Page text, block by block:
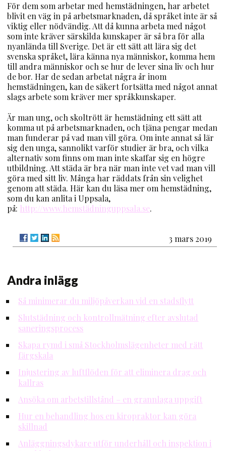
För dem som arbetar med hemstädningen, har arbetet
blivit en väg in på arbetsmarknaden, då språket inte är så
viktig eller nödvändig. Att då kunna arbeta med något
som inte kräver särskilda kunskaper är så bra för alla
nyanlända till Sverige. Det är ett sätt att lära sig det
svenska språket, lära känna nya människor, komma hem
till andra människor och se hur de lever sina liv och hur
de bor. Har de sedan arbetat några år inom
hemstädningen, kan de säkert fortsätta med något annat
slags arbete som kräver mer språkkunskaper.
Är man ung, och skoltrött är hemstädning ett sätt att
komma ut på arbetsmarknaden, och tjäna pengar medan
man funderar på vad man vill göra. Om inte annat så lär
sig den unga, sannolikt varför studier är bra, och vilka
alternativ som finns om man inte skaffar sig en högre
utbildning. Att städa är bra när man inte vet vad man vill
göra med sitt liv. Många har räddats från sin velighet
genom att städa. Här kan du läsa mer om hemstädning,
som du kan anlita i Uppsala,
på: http://www.hemstädninguppsala.se.
3 mars 2019
Andra inlägg
Så minimerar du miljöpåverkan vid en stadsflytt
Slutstädning och kontrollmätning efter avslutad
saneringsprocess
Skapa rymd i små Stockholmslägenheter med rätt
färgskala
Injustering av luftflöden för att eliminera drag och
kallras
Ansöka om arbetstillstånd – en grannlaga uppgift
Hur en behandling hos en kiropraktor kan göra
skillnad
Anläggningsdykare utför underhåll och inspektion i